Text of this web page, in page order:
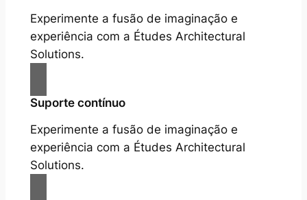
Experimente a fusão de imaginação e
experiência com a Études Architectural
Solutions.
Suporte contínuo
Experimente a fusão de imaginação e
experiência com a Études Architectural
Solutions.